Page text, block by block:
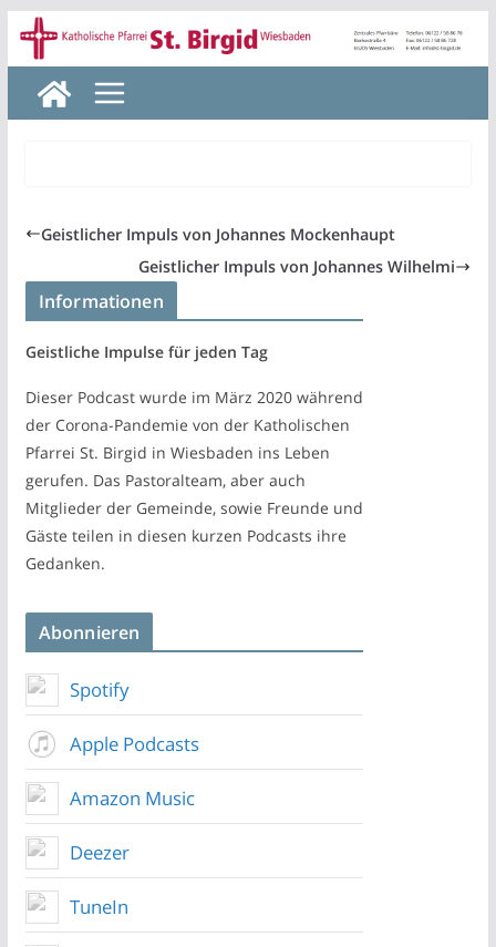
Zum
Inhalt
springen
Geistlicher Impuls von Johannes Mockenhaupt
Geistlicher Impuls von Johannes Wilhelmi
Informationen
Geistliche Impulse für jeden Tag
Dieser Podcast wurde im März 2020 während
der Corona-Pandemie von der Katholischen
Pfarrei St. Birgid in Wiesbaden ins Leben
gerufen. Das Pastoralteam, aber auch
Mitglieder der Gemeinde, sowie Freunde und
Gäste teilen in diesen kurzen Podcasts ihre
Gedanken.
Abonnieren
Spotify
Apple Podcasts
Amazon Music
Deezer
TuneIn